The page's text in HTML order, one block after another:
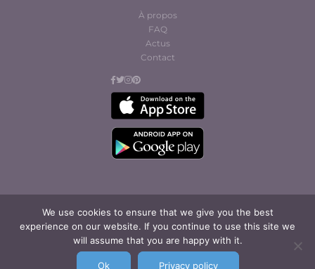
We use cookies to ensure that we give you the best
experience on our website. If you continue to use this site we
will assume that you are happy with it.
Ok Privacy policy
À propos
FAQ
Actus
Contact
© Cofites 2023. All rights reserved.
Conditions générales
d’abonnement et
d’utilisation